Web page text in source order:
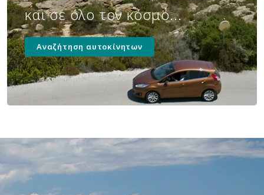
και σε όλο τον κόσμο...
Αναζήτηση αυτοκίνητων